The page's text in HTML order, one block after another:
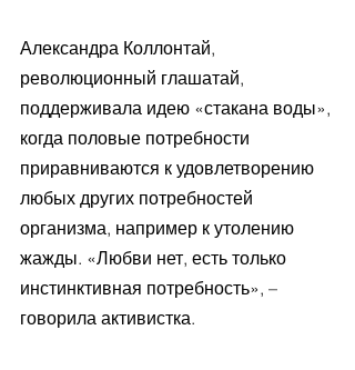
Александра Коллонтай,
революционный глашатай,
поддерживала идею «стакана воды»,
когда половые потребности
приравниваются к удовлетворению
любых других потребностей
организма, например к утолению
жажды. «Любви нет, есть только
инстинктивная потребность», –
говорила активистка.